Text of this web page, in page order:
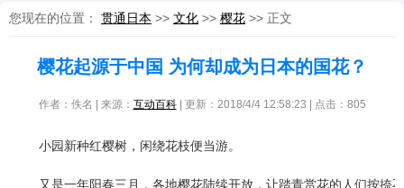
您现在的位置： 贯通日本 >> 文化 >> 樱花 >> 正文
樱花起源于中国 为何却成为日本的国花？
作者：佚名 | 来源： 互动百科| 更新：2018/4/4 12:58:23 | 点击： 805
小园新种红樱树，闲绕花枝便当游。
又是一年阳春三月，各地樱花陆续开放，让踏青赏花的人们按捺